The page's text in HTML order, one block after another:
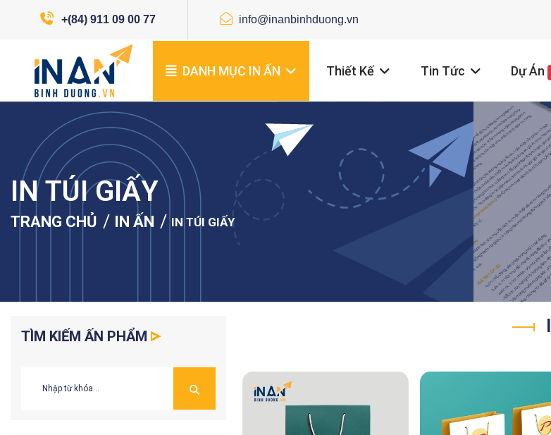
+(84) 911 09 00 77 info@inanbinhduong.vn
DANH MỤC IN ẤN Thiết Kế Tin Tức Dự Án
IN TÚI GIẤY
TRANG CHỦ / IN ẤN / IN TÚI GIẤY
TÌM KIẾM ẤN PHẨM